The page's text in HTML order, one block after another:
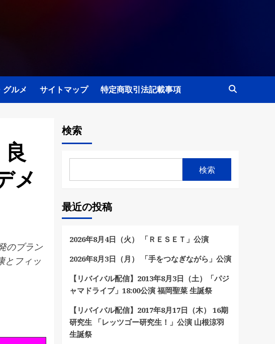
グルメ サイトマップ 特定商取引法記載事項
メ
のブラン
とフィッ
検索
検索
最近の投稿
2026年8月4日（火） 「ＲＥＳＥＴ」公演
2026年8月3日（月） 「手をつなぎながら」公演
【リバイバル配信】2013年8月3日（土）「パジ
ャマドライブ」18:00公演 福岡聖菜 生誕祭
【リバイバル配信】2017年8月17日（木） 16期
研究生 「レッツゴー研究生！」公演 山根涼羽
生誕祭